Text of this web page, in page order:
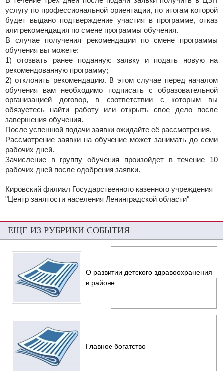
услугу по профессиональной ориентации, по итогам которой
будет выдано подтверждение участия в программе, отказ
или рекомендация по смене программы обучения.
В случае получения рекомендации по смене программы
обучения вы можете:
1) отозвать ранее поданную заявку и подать новую на
рекомендованную программу;
2) отклонить рекомендацию. В этом случае перед началом
обучения вам необходимо подписать с образовательной
организацией договор, в соответствии с которым вы
обязуетесь найти работу или открыть свое дело после
завершения обучения.
После успешной подачи заявки ожидайте её рассмотрения.
Рассмотрение заявки на обучение может занимать до семи
рабочих дней.
Зачисление в группу обучения произойдет в течение 10
рабочих дней после одобрения заявки.
Кировский филиал Государственного казенного учреждения
"Центр занятости населения Ленинградской области"
ЕЩЕ ИЗ РУБРИКИ СОБЫТИЯ
О развитии детского здравоохранения
в районе
Главное богатство